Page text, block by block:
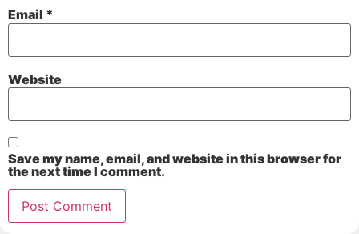
Email *
Website
Save my name, email, and website in this browser for
the next time I comment.